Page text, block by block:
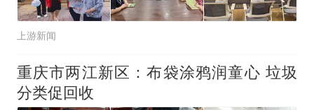
上游新闻
重庆市两江新区：布袋涂鸦润童心 垃圾
分类促回收